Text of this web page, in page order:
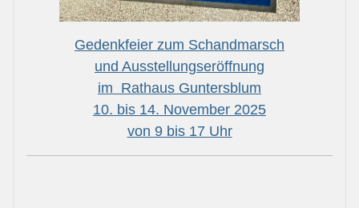
Gedenkfeier zum Schandmarsch
und Ausstellungseröffnung
im Rathaus Guntersblum
10. bis 14. November 2025
von 9 bis 17 Uhr